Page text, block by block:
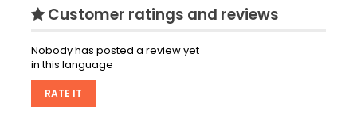
Customer ratings and reviews
Nobody has posted a review yet
in this language
RATE IT